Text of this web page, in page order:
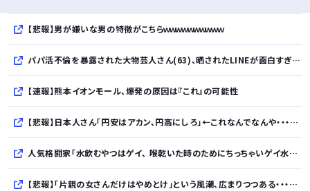
【悲報】男が嫌いな男の特徴がこちらｗｗｗｗｗｗｗｗｗｗ
パパ活不倫を暴露された大物芸人さん(63)、晒されたLINEが面白すぎるｗｗｗｗｗｗｗｗｗ(画像ｱﾘ)
【速報】熊本イオンモール、爆発の原因は『これ』の可能性
【悲報】日本人さん「円安はアカン、円高にしろ」←これなんでなんや・・・・・・・・・
人気格闘家「水飲むやつはゲイ、 喉乾いた時のためにちっちゃいゲイ水筒持ち歩くとか。」
【悲報】「片親の女さんだけはやめとけ」という風潮、広まりつつある・・・・・・・・・